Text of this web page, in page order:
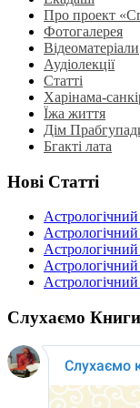
Про проект
Фотогалерея
Відеоматеріали
Аудіолекції
Статті
Харінама-
Їжа життя
Дім
Бгакті лата
Нові Статті
Слухаємо